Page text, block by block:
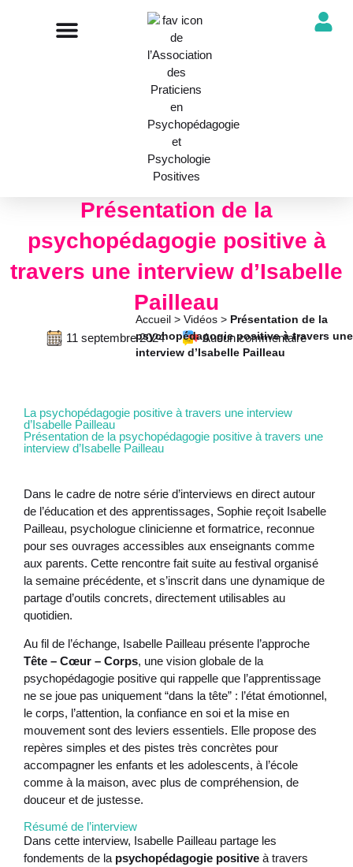
Présentation de la
psychopédagogie positive à
travers une interview d’Isabelle
Pailleau
11 septembre 2024 Aucun commentaire
Accueil > Vidéos > Présentation de la
psychopédagogie positive à travers une
interview d’Isabelle Pailleau
La psychopédagogie positive à travers une interview
d’Isabelle Pailleau
Présentation de la psychopédagogie positive à travers une
interview d’Isabelle Pailleau
Dans le cadre de notre série d’interviews en direct autour
de l’éducation et des apprentissages, Sophie reçoit Isabelle
Pailleau, psychologue clinicienne et formatrice, reconnue
pour ses ouvrages accessibles aux enseignants comme
aux parents. Cette rencontre fait suite au festival organisé
la semaine précédente, et s’inscrit dans une dynamique de
partage d’outils concrets, directement utilisables au
quotidien.
Au fil de l’échange, Isabelle Pailleau présente l’approche
Tête – Cœur – Corps, une vision globale de la
psychopédagogie positive qui rappelle que l’apprentissage
ne se joue pas uniquement “dans la tête” : l’état émotionnel,
le corps, l’attention, la confiance en soi et la mise en
mouvement sont des leviers essentiels. Elle propose des
repères simples et des pistes très concrètes pour
accompagner les enfants et les adolescents, à l’école
comme à la maison, avec plus de compréhension, de
douceur et de justesse.
Résumé de l’interview
Dans cette interview, Isabelle Pailleau partage les
fondements de la psychopédagogie positive à travers